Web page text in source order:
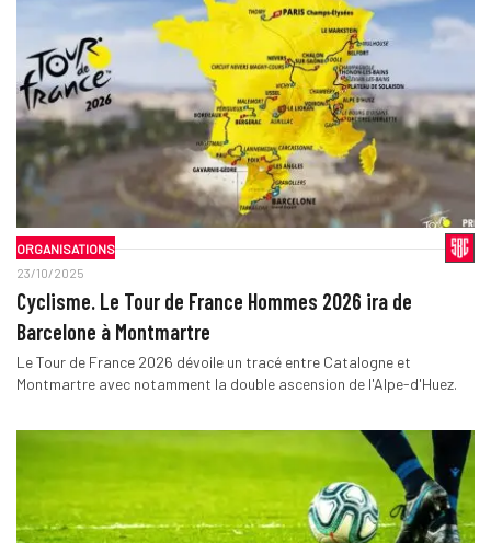
ORGANISATIONS
23/10/2025
Cyclisme. Le Tour de France Hommes 2026 ira de
Barcelone à Montmartre
Le Tour de France 2026 dévoile un tracé entre Catalogne et
Montmartre avec notamment la double ascension de l'Alpe-d'Huez.